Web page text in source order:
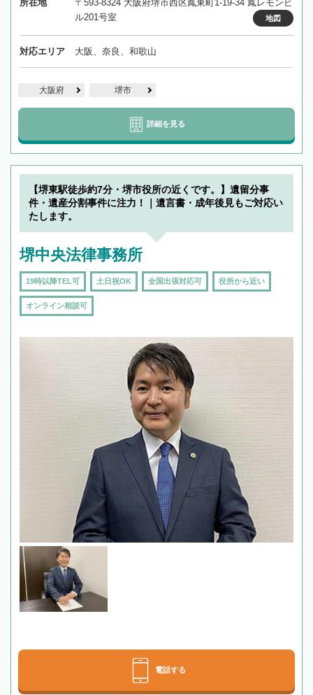
所在地
〒593-8324 大阪府堺市西区鳳東町1-19-34 鳳レモンビ
ル201号室
地図
対応エリア 大阪、奈良、和歌山
大阪府 堺市
詳細を見る
【堺東駅徒歩約7分・堺市役所の近くです。】遺留分事
件・遺産分割事件に注力！｜遺言書・成年後見もご対応い
たします。
堺中央法律事務所
19時以降TEL可 土日祝OK 全国出張対応可 役所から近い
オンライン相談可
電話する